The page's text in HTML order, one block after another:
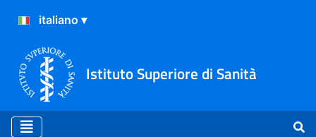
Istituto Superiore di Sanità